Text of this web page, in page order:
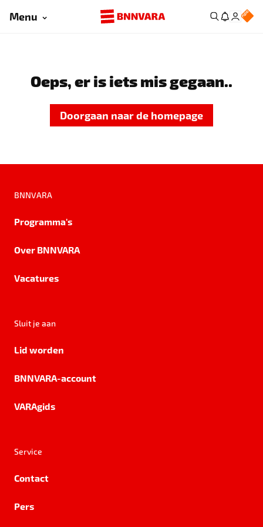
Menu
Oeps, er is iets mis gegaan..
Doorgaan naar de homepage
BNNVARA
Programma's
Over BNNVARA
Vacatures
Sluit je aan
Lid worden
BNNVARA-account
VARAgids
Service
Contact
Pers